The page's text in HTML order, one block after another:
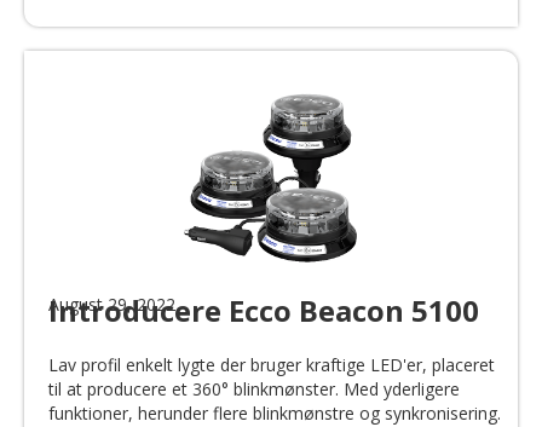
Introducere Ecco Beacon 5100
Lav profil enkelt lygte der bruger kraftige LED'er, placeret
til at producere et 360° blinkmønster. Med yderligere
funktioner, herunder flere blinkmønstre og synkronisering.
August 29, 2022